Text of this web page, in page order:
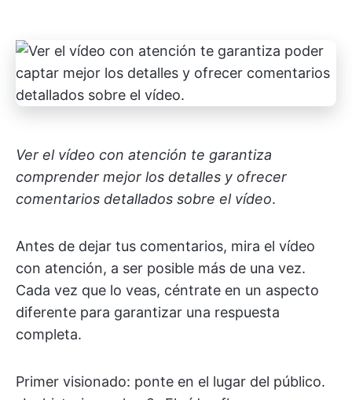
Ver el vídeo con atención te garantiza
comprender mejor los detalles y ofrecer
comentarios detallados sobre el vídeo.
Antes de dejar tus comentarios, mira el vídeo
con atención, a ser posible más de una vez.
Cada vez que lo veas, céntrate en un aspecto
diferente para garantizar una respuesta
completa.
Primer visionado: ponte en el lugar del público.